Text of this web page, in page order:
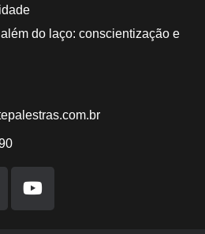
do laço: conscientização e